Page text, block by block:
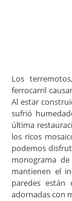
Los
ferrocarril
Al estar
sufrió
última
los ricos
podemos
monograma
mantienen el
paredes
adornadas con